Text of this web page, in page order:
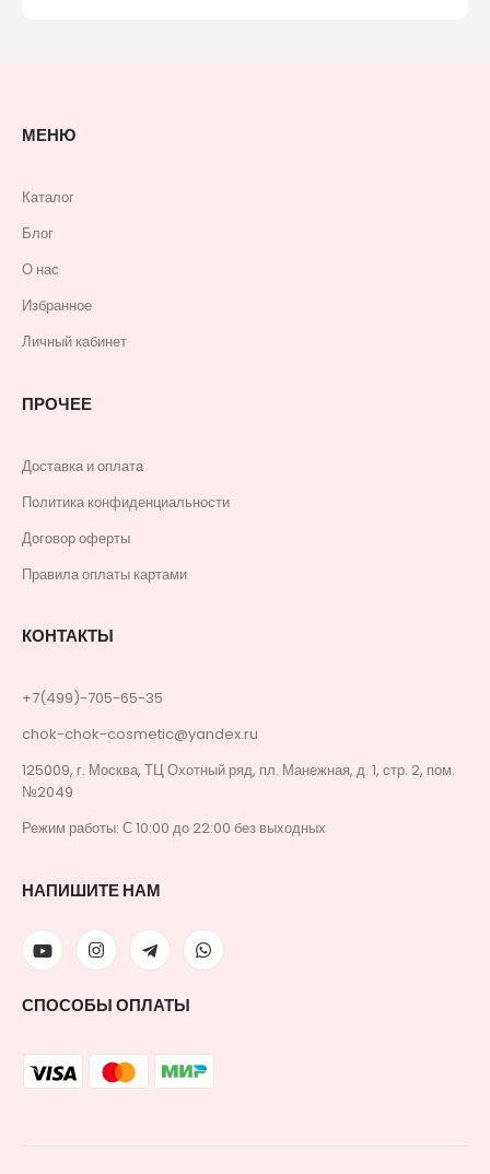
МЕНЮ
Каталог
Блог
О нас
Избранное
Личный кабинет
ПРОЧЕЕ
Доставка и оплата
Политика конфиденциальности
Договор оферты
Правила оплаты картами
КОНТАКТЫ
+7(499)-705-65-35
chok-chok-cosmetic@yandex.ru
125009, г. Москва, ТЦ Охотный ряд, пл. Манежная, д. 1, стр. 2, пом.
№2049
Режим работы: С 10:00 до 22:00 без выходных
НАПИШИТЕ НАМ
СПОСОБЫ ОПЛАТЫ